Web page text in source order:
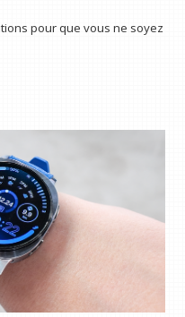
pour que vous ne soyez